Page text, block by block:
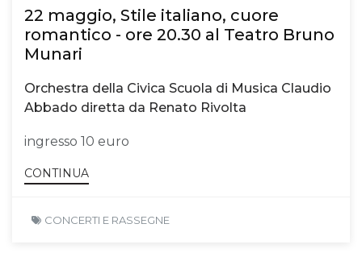
22 maggio, Stile italiano, cuore
romantico - ore 20.30 al Teatro Bruno
Munari
Orchestra della Civica Scuola di Musica Claudio
Abbado diretta da Renato Rivolta
ingresso 10 euro
CONTINUA
CONCERTI E RASSEGNE